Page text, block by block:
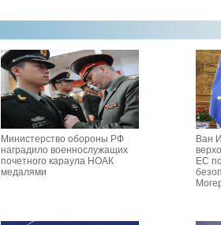
Министерство обороны РФ
наградило военнослужащих
почетного караула НОАК
медалями
Ван
ЕС